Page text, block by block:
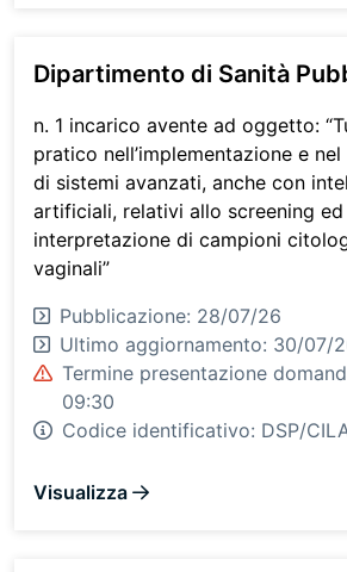
Dipartimento di Sanità
n. 1 incarico avente ad oggetto:
pratico nell’implementazione e
di sistemi avanzati, anche con
artificiali, relativi allo screening ed
interpretazione di campioni
vaginali”
Pubblicazione: 28/07/26
Ultimo aggiornamento: 30/07/
Termine presentazione
09:30
Codice identificativo: DSP/
Visualizza